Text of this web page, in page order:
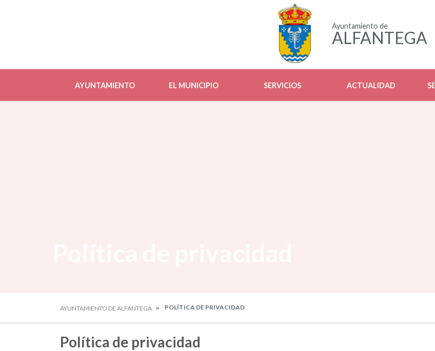
Ayuntamiento de
ALFANTEGA
AYUNTAMIENTO EL MUNICIPIO SERVICIOS ACTUALIDAD
AYUNTAMIENTO DE ALFANTEGA POLÍTICA DE PRIVACIDAD
Política de privacidad